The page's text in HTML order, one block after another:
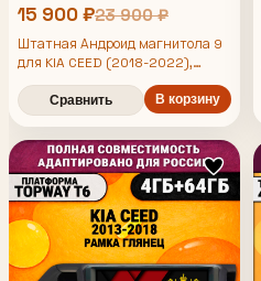
15 900 ₽23 900 ₽
Штатная Андроид магнитола 9
для KIA CEED (2018-2022),
4/64гб, DSP, беспроводной
CarPlay и Android Auto, GPS и
ГЛОНАСС
Сравнить В корзину